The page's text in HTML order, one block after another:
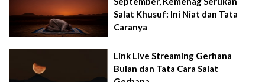
Salat Khusuf: Ini Niat dan Tata
Caranya
Link Live Streaming Gerhana
Bulan dan Tata Cara Salat